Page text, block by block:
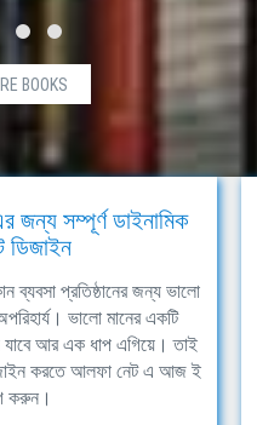
BOOKS
জন্য সম্পূর্ণ ডাইনামিক
ডিজাইন
ব্যবসা প্রতিষ্ঠানের জন্য ভালো
ভালো মানের একটি
যাবে আর এক ধাপ এগিয়ে। তাই
করতে আলফা নেট এ আজ ই
করুন।